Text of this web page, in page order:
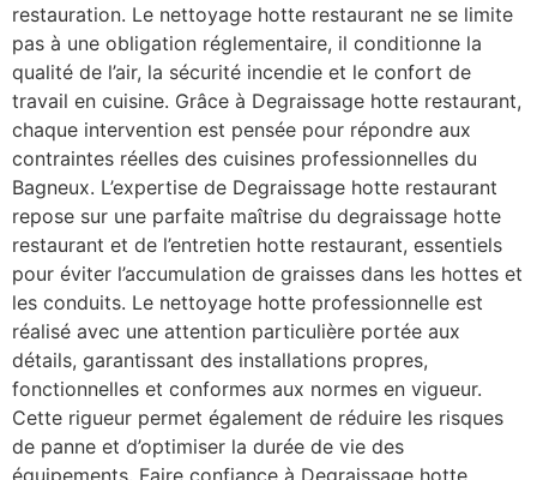
restauration. Le nettoyage hotte restaurant ne se limite
pas à une obligation réglementaire, il conditionne la
qualité de l’air, la sécurité incendie et le confort de
travail en cuisine. Grâce à Degraissage hotte restaurant,
chaque intervention est pensée pour répondre aux
contraintes réelles des cuisines professionnelles du
Bagneux. L’expertise de Degraissage hotte restaurant
repose sur une parfaite maîtrise du degraissage hotte
restaurant et de l’entretien hotte restaurant, essentiels
pour éviter l’accumulation de graisses dans les hottes et
les conduits. Le nettoyage hotte professionnelle est
réalisé avec une attention particulière portée aux
détails, garantissant des installations propres,
fonctionnelles et conformes aux normes en vigueur.
Cette rigueur permet également de réduire les risques
de panne et d’optimiser la durée de vie des